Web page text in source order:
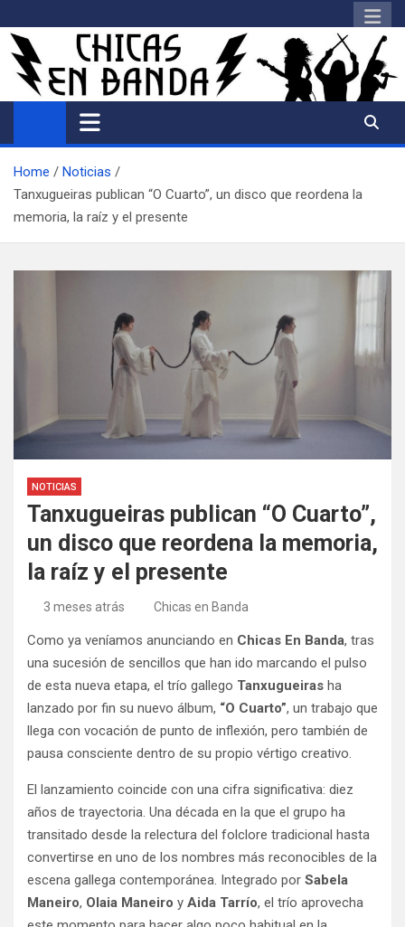
al
contenido
Home
Noticias
Tanxugueiras publican “O Cuarto”, un disco que reordena la
memoria, la raíz y el presente
NOTICIAS
Tanxugueiras publican “O Cuarto”,
un disco que reordena la memoria,
la raíz y el presente
3 meses atrás Chicas en Banda
Como ya veníamos anunciando en Chicas En Banda, tras
una sucesión de sencillos que han ido marcando el pulso
de esta nueva etapa, el trío gallego Tanxugueiras ha
lanzado por fin su nuevo álbum, “O Cuarto”, un trabajo que
llega con vocación de punto de inflexión, pero también de
pausa consciente dentro de su propio vértigo creativo.
El lanzamiento coincide con una cifra significativa: diez
años de trayectoria. Una década en la que el grupo ha
transitado desde la relectura del folclore tradicional hasta
convertirse en uno de los nombres más reconocibles de la
escena gallega contemporánea. Integrado por Sabela
Maneiro, Olaia Maneiro y Aida Tarrío, el trío aprovecha